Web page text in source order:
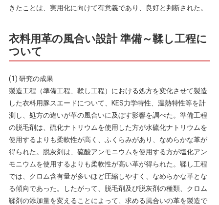
きたことは、実用化に向けて有意義であり、良好と判断された。
衣料用革の風合い設計 準備～鞣し工程に
ついて
(1) 研究の成果
製造工程（準備工程、鞣し工程）における処方を変化させて製造
した衣料用豚スエードについて、KES力学特性、温熱特性等を計
測し、処方の違いが革の風合いに及ぼす影響を調べた。準備工程
の脱毛剤は、硫化ナトリウムを使用した方が水硫化ナトリウムを
使用するよりも柔軟性が高く、ふくらみがあり、なめらかな革が
得られた。脱灰剤は、硫酸アンモニウムを使用する方が塩化アン
モニウムを使用するよりも柔軟性が高い革が得られた。鞣し工程
では、クロム含有量が多いほど圧縮しやすく、なめらかな革とな
る傾向であった。したがって、脱毛剤及び脱灰剤の種類、クロム
鞣剤の添加量を変えることによって、求める風合いの革を製造で